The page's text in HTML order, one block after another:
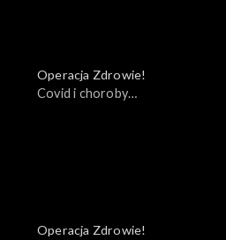
Operacja Zdrowie!
Covid i choroby
Operacja Zdrowie!